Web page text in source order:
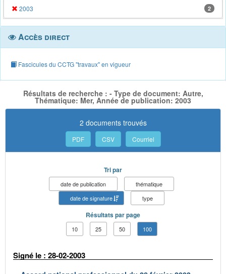
2003 2
Accès direct
Fascicules du CCTG "travaux" en vigueur
Résultats de recherche : - Type de document: Autre,
Thématique: Mer, Année de publication: 2003
2 documents trouvés
PDF CSV Courriel
Tri par
date de publication
thématique
date de signature
type
Résultats par page
10 25 50 100
Signé le : 28-02-2003